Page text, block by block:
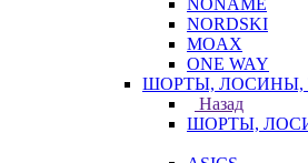
NONAME
NORDSKI
MOAX
ONE WAY
ШОРТЫ, ЛОСИНЫ,
Назад
ШОРТЫ,